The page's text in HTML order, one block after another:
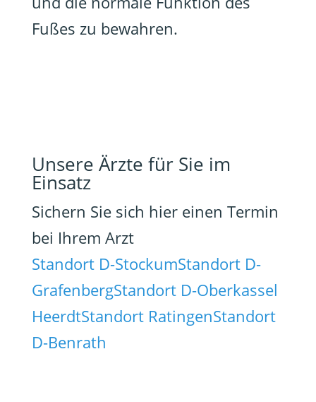
Fußes zu bewahren.
Unsere Ärzte für Sie im
Einsatz
Sichern Sie sich hier einen Termin
bei Ihrem Arzt
Standort D-StockumStandort D-
GrafenbergStandort D-Oberkassel
HeerdtStandort RatingenStandort
D-Benrath